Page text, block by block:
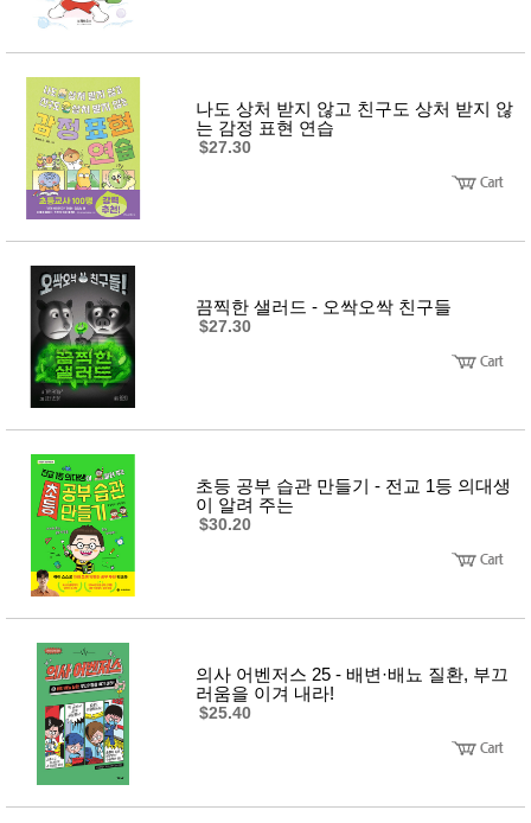
나도 상처 받지 않고 친구도 상처 받지 않
는 감정 표현 연습
$27.30
끔찍한 샐러드 - 오싹오싹 친구들
$27.30
초등 공부 습관 만들기 - 전교 1등 의대생
이 알려 주는
$30.20
의사 어벤저스 25 - 배변·배뇨 질환, 부끄
러움을 이겨 내라!
$25.40